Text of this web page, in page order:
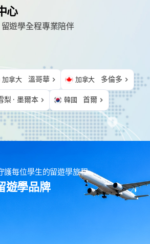
心
遊學全程專業陪伴
加拿大 溫哥華 加拿大 多倫多
梨 · 墨爾本 韓國 首爾
護每位學生的留遊學旅程
遊學品牌